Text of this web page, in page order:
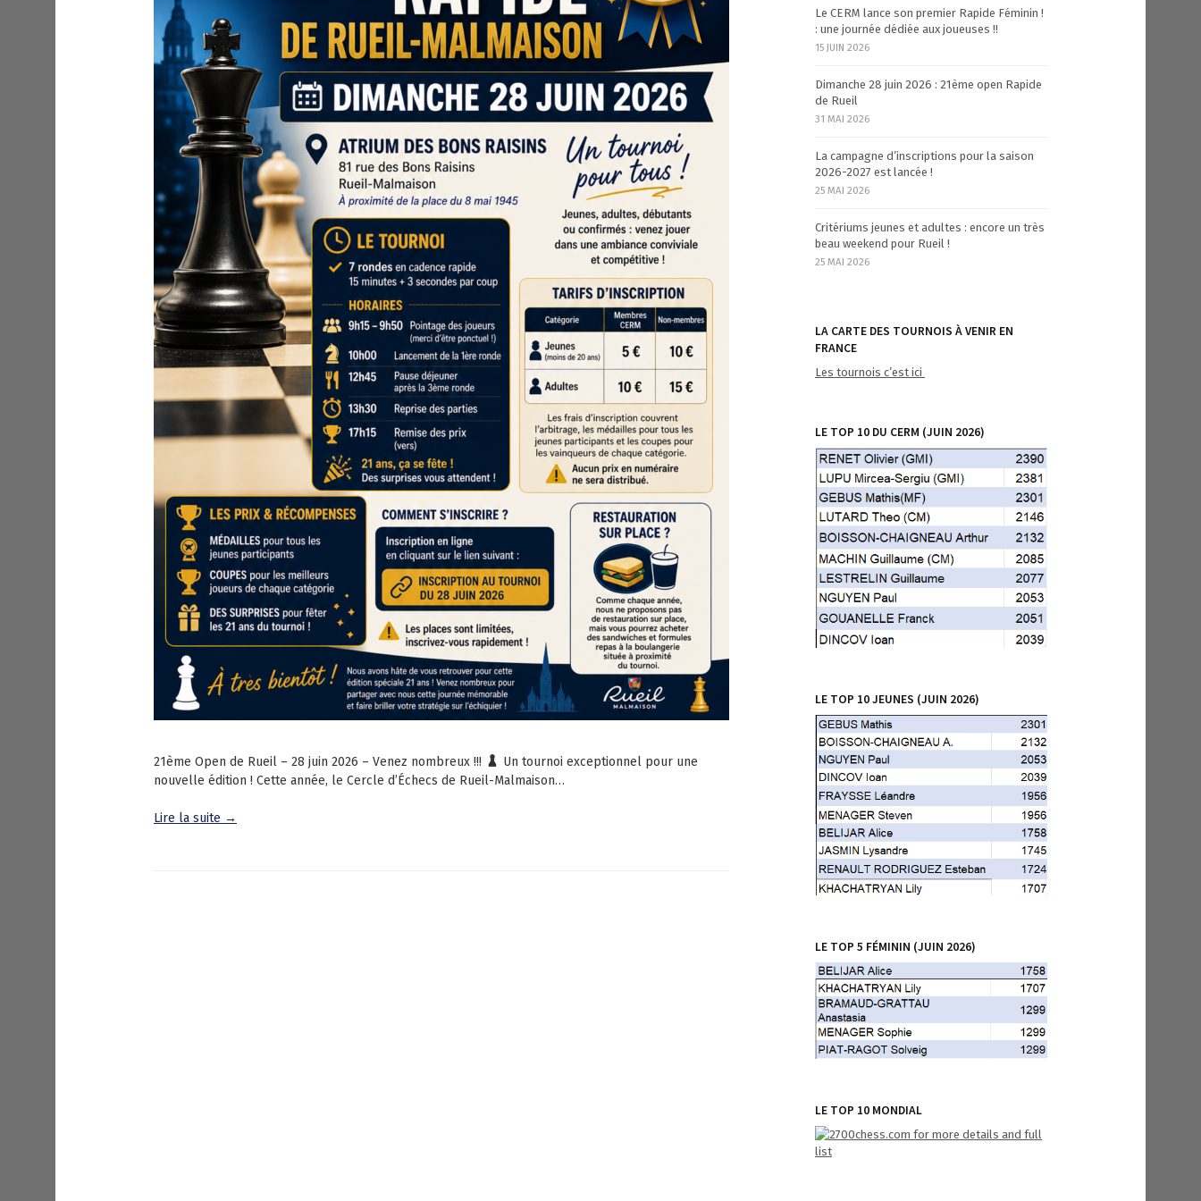
21ème Open de Rueil – 28 juin 2026 – Venez nombreux !!!
Un tournoi exceptionnel pour une
nouvelle édition ! Cette année, le Cercle d’Échecs de Rueil-Malmaison…
Lire la suite →
Le CERM lance son premier Rapide Féminin !
: une journée dédiée aux joueuses !!
15 JUIN 2026
Dimanche 28 juin 2026 : 21ème open Rapide
de Rueil
31 MAI 2026
La campagne d’inscriptions pour la saison
2026-2027 est lancée !
25 MAI 2026
Critériums jeunes et adultes : encore un très
beau weekend pour Rueil !
25 MAI 2026
LA CARTE DES TOURNOIS À VENIR EN
FRANCE
Les tournois c’est ici
LE TOP 10 DU CERM (JUIN 2026)
LE TOP 10 JEUNES (JUIN 2026)
LE TOP 5 FÉMININ (JUIN 2026)
LE TOP 10 MONDIAL